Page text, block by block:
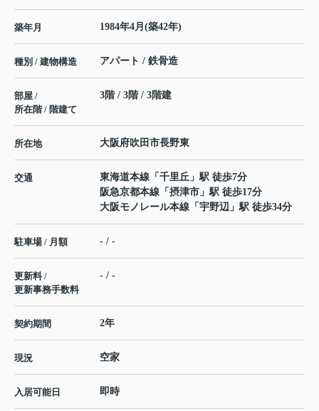
築年月 1984年4月(築42年)
種別 / 建物構造 アパート / 鉄骨造
部屋 /
所在階 / 階建て
3階 / 3階 / 3階建
所在地 大阪府吹田市長野東
交通 東海道本線 「 千里丘 」駅 徒歩7分
阪急京都本線 「 摂津市 」駅 徒歩17分
大阪モノレール本線 「 宇野辺 」駅 徒歩34分
駐車場 / 月額 - / -
更新料 /
更新事務手数料
- / -
契約期間 2年
現況 空家
入居可能日 即時